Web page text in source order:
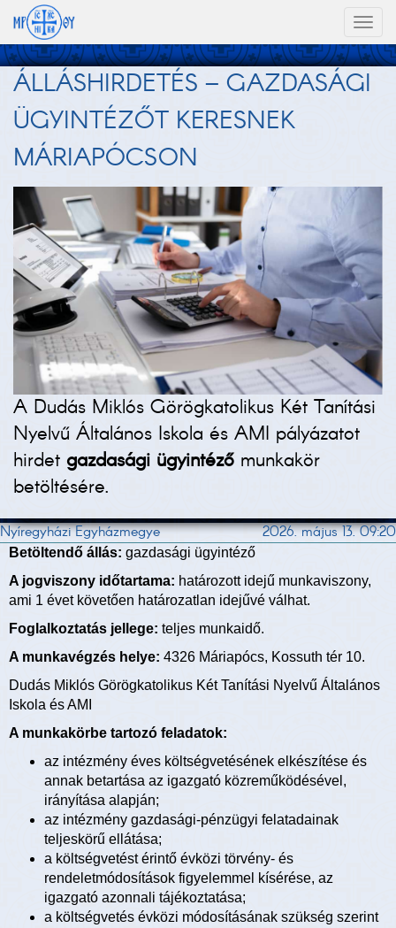
ÁLLÁSHIRDETÉS – GAZDASÁGI
ÜGYINTÉZŐT KERESNEK
MÁRIAPÓCSON
A Dudás Miklós Görögkatolikus Két Tanítási
Nyelvű Általános Iskola és AMI pályázatot
hirdet gazdasági ügyintéző munkakör
betöltésére.
Nyíregyházi Egyházmegye 2026. május 13. 09:20
Betöltendő állás: gazdasági ügyintéző
A jogviszony időtartama: határozott idejű munkaviszony,
ami 1 évet követően határozatlan idejűvé válhat.
Foglalkoztatás jellege: teljes munkaidő.
A munkavégzés helye: 4326 Máriapócs, Kossuth tér 10.
Dudás Miklós Görögkatolikus Két Tanítási Nyelvű Általános
Iskola és AMI
A munkakörbe tartozó feladatok:
az intézmény éves költségvetésének elkészítése és
annak betartása az igazgató közreműködésével,
irányítása alapján;
az intézmény gazdasági-pénzügyi felatadainak
teljeskörű ellátása;
a költségvetést érintő évközi törvény- és
rendeletmódosítások figyelemmel kísérése, az
igazgató azonnali tájékoztatása;
a költségvetés évközi módosításának szükség szerint